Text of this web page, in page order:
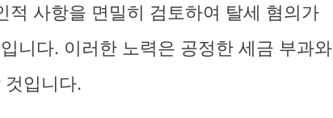
적 사항을 면밀히 검토하여 탈세 혐의가
니다. 이러한 노력은 공정한 세금 부과와
입니다.